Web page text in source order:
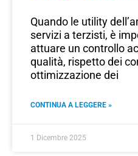
Quando le utility
servizi a terzisti, è
attuare un controllo
qualità, rispetto dei
ottimizzazione dei
CONTINUA A LEGGERE »
1 Dicembre 2025